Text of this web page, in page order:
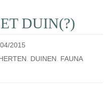
DUIN(?)
2015
, DUINEN, FAUNA